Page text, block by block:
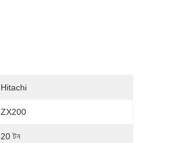
Hitachi
ZX200
20 টন